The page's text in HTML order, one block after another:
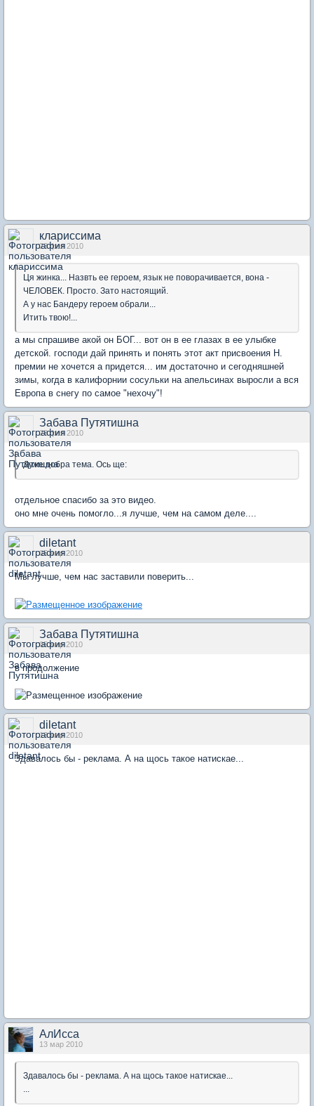
клариссима
23 фев 2010
Ця жинка... Назвть ее героем, язык не поворачивается, вона -
ЧЕЛОВЕК. Просто. Зато настоящий.
А у нас Бандеру героем обрали...
Итить твою!...
а мы спрашиве акой он БОГ... вот он в ее глазах в ее улыбке
детской. господи дай принять и понять этот акт присвоения Н.
премии не хочется а придется... им достаточно и сегодняшней
зимы, когда в калифорнии сосульки на апельсинах выросли а вся
Европа в снегу по самое "нехочу"!
Забава Путятишна
28 фев 2010
Дуже добра тема. Ось ще:
отдельное спасибо за это видео.
оно мне очень помогло...я лучше, чем на самом деле....
diletant
05 мар 2010
Мы лучше, чем нас заставили поверить...
Забава Путятишна
05 мар 2010
в продолжение
diletant
13 мар 2010
Здавалось бы - реклама. А на щось такое натискае...
АлИсса
13 мар 2010
Здавалось бы - реклама. А на щось такое натискае...